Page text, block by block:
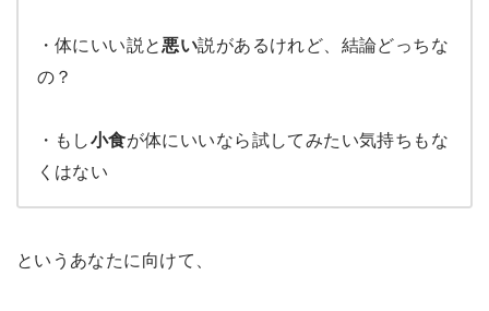
・体にいい説と 悪い説があるけれど、結論どっちな
の？
・もし小食が体にいいなら試してみたい気持ちもな
くはない
というあなたに向けて、